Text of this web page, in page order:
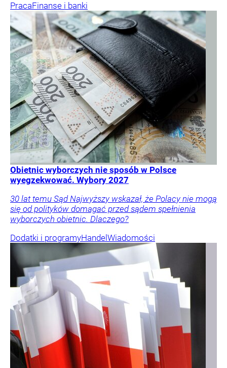
PracaFinanse i banki
Obietnic wyborczych nie sposób w Polsce
wyegzekwować. Wybory 2027
30 lat temu Sąd Najwyższy wskazał, że Polacy nie mogą
się od polityków domagać przed sądem spełnienia
wyborczych obietnic. Dlaczego?
Dodatki i programyHandel Wiadomości